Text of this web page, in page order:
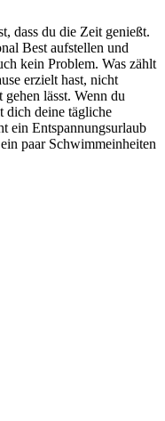
dass du die Zeit genießt.
Best aufstellen und
kein Problem. Was zählt
erzielt hast, nicht
lässt. Wenn du
dich deine tägliche
ein Entspannungsurlaub
paar Schwimmeinheiten